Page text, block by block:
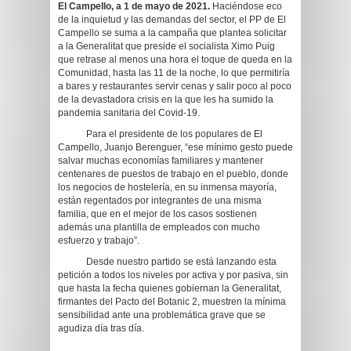
El Campello, a 1 de mayo de 2021. Haciéndose eco
de la inquietud y las demandas del sector, el PP de El
Campello se suma a la campaña que plantea solicitar
a la Generalitat que preside el socialista Ximo Puig
que retrase al menos una hora el toque de queda en la
Comunidad, hasta las 11 de la noche, lo que permitiría
a bares y restaurantes servir cenas y salir poco al poco
de la devastadora crisis en la que les ha sumido la
pandemia sanitaria del Covid-19.
Para el presidente de los populares de El
Campello, Juanjo Berenguer, “ese mínimo gesto puede
salvar muchas economías familiares y mantener
centenares de puestos de trabajo en el pueblo, donde
los negocios de hostelería, en su inmensa mayoría,
están regentados por integrantes de una misma
familia, que en el mejor de los casos sostienen
además una plantilla de empleados con mucho
esfuerzo y trabajo”.
Desde nuestro partido se está lanzando esta
petición a todos los niveles por activa y por pasiva, sin
que hasta la fecha quienes gobiernan la Generalitat,
firmantes del Pacto del Botanic 2, muestren la mínima
sensibilidad ante una problemática grave que se
agudiza día tras día.